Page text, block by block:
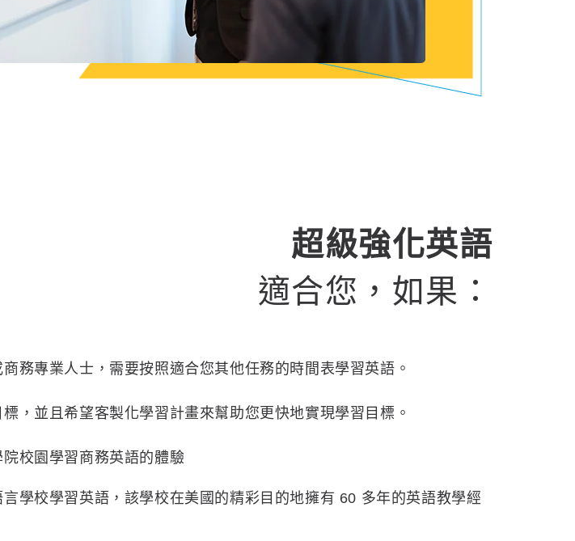
超級強化英語
適合您，如果：
務專業人士，需要按照適合您其他任務的時間表學習英語。
，並且希望客製化學習計畫來幫助您更快地實現學習目標。
校園學習商務英語的體驗
學校學習英語，該學校在美國的精彩目的地擁有 60 多年的英語教學經